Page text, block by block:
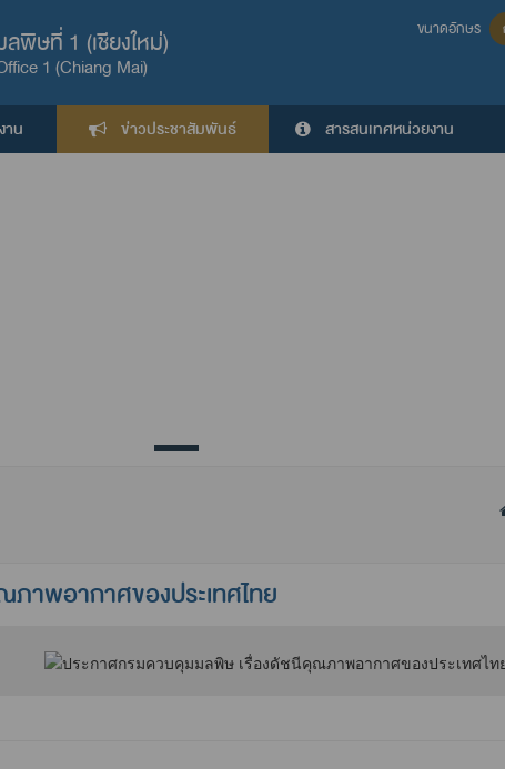
พิษที่ 1 (เชียงใหม่่)
1 (Chiang Mai)
ขนาดอักษร
าน ข่าวประชาสัมพันธ์ สารสนเทศหน่วยงาน
าพอากาศของประเทศไทย